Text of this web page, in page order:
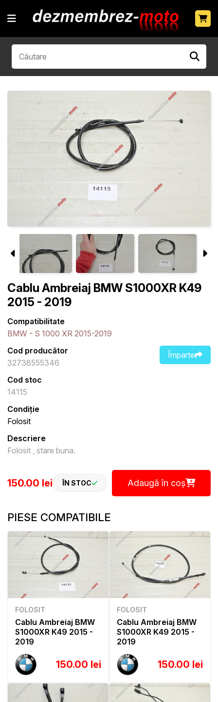
Cablu Ambreiaj BMW S1000XR K49
2015 - 2019
Compatibilitate
BMW - S 1000 XR 2015-2019
Împarte
Cod producător
32738555346
Cod stoc
14115
Condiție
Folosit
Descriere
Folosit , stare buna.
150.00 lei ÎN STOC Adaugă în coș
PIESE COMPATIBILE
FOLOSIT
Cablu Ambreiaj BMW
S1000XR K49 2015 -
2019
150.00 lei
FOLOSIT
Cablu Ambreiaj BMW
S1000XR K49 2015 -
2019
150.00 lei